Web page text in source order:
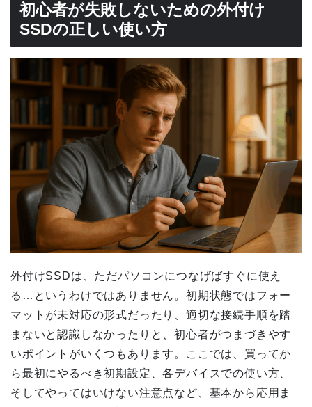
初心者が失敗しないための外付け
SSDの正しい使い方
外付けSSDは、ただパソコンにつなげばすぐに使え
る…というわけではありません。初期状態ではフォー
マットが未対応の形式だったり、適切な接続手順を踏
まないと認識しなかったりと、初心者がつまづきやす
いポイントがいくつもあります。ここでは、買ってか
ら最初にやるべき初期設定、各デバイスでの使い方、
そしてやってはいけない注意点など、基本から応用ま